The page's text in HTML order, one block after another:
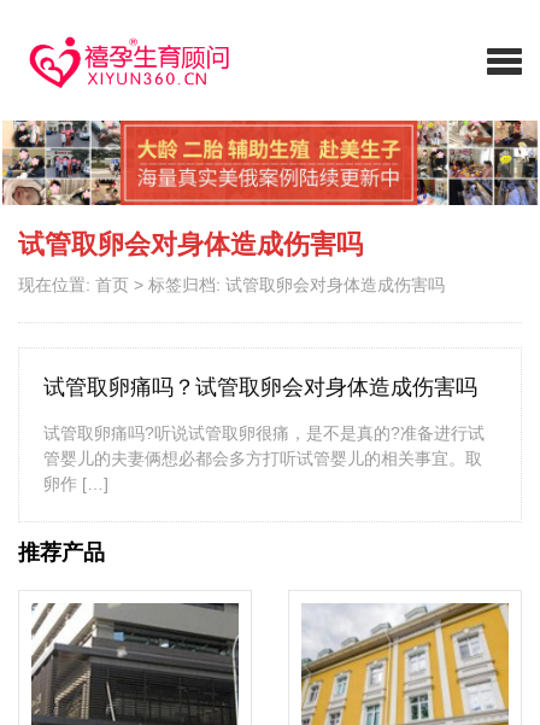
试管取卵会对身体造成伤害吗
现在位置: 首页 > 标签归档: 试管取卵会对身体造成伤害吗
试管取卵痛吗？试管取卵会对身体造成伤害吗
试管取卵痛吗?听说试管取卵很痛，是不是真的?准备进行试
管婴儿的夫妻俩想必都会多方打听试管婴儿的相关事宜。取
卵作 […]
推荐产品